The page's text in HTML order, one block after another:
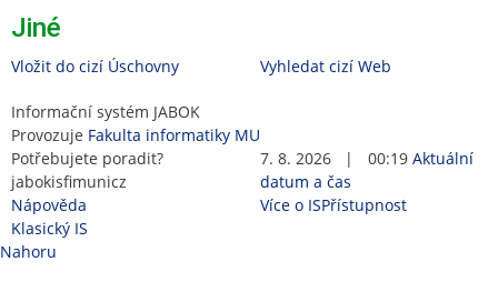
Jiné
Vložit do cizí Úschovny Vyhledat cizí Web
IS
JABOK
Informační systém JABOK
Provozuje Fakulta informatiky MU
Potřebujete poradit?
jabokisfmunicz
Nápověda
Klasický IS
7. 8. 2026 | 00:19 Aktuální
datum a čas
Více o ISPřístupnost
Nahoru